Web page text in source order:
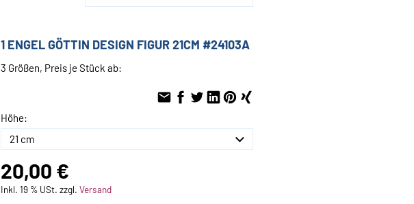
1 ENGEL GÖTTIN DESIGN FIGUR 21CM #24103A
3 Größen, Preis je Stück ab:
Höhe:
20,00 €
Inkl. 19 % USt. zzgl. Versand